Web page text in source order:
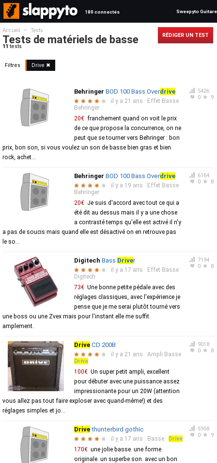
180 connectés Sweepyto Guitare
Accueil > Tests
Tests de matériels de basse
11 tests
RÉDIGER UN TEST
Filtres Drive ✖
5426
0
9
Behringer BOD 100 Bass Overdrive
★ ★ ★ ★ ★ · il y a 21 ans · Effet Basse ·
Behringer
20€ franchement quand on voit le prix
de ce que propose la concurrence, on ne
peut que se tourner vers Behringer : bon
prix, bon son, si vous voulez un son de basse bien gras et bien
rock, achet...
6164
0
8
Behringer BOD 100 Bass Overdrive
★ ★ ★ ★ ★ · il y a 19 ans · Effet Basse ·
Behringer
20€ Je suis d'accord avec tout ce qui a
été dit au dessus mais il y a une chose
a contrasté temps qu'elle est activé il n'y
a pas de soucis mais quand elle est désactivé on en retrouve pas
le so...
7194
0
8
Digitech Bass Driver
★ ★ ★ ★ ★ · il y a 17 ans · Effet Basse ·
Digitech
73€ Une bonne petite pédale avec des
réglages classiques, avec l'expérience je
pense que je me serai plutôt tourné vers
une boss ou une Zvex mais pour l'instant elle me suffit
amplement.
9018
0
8
Drive CD 200B
★ ★ ★ ★ ★ · il y a 21 ans · Ampli Basse ·
Drive
100€ Un super petit ampli, excellent
pour débuter avec une puissance assez
impressionante pour un 20W (attention
vous allez pas tout faire exploser avec quand-même!) et des
réglages simples et jo...
5958
0
9
Drive thunterbird gothic
★ ★ ★ ★ ★ · il y a 17 ans · Basse · Drive
170€ une jolie basse. une forme
originale. un superbe son. avec un bon